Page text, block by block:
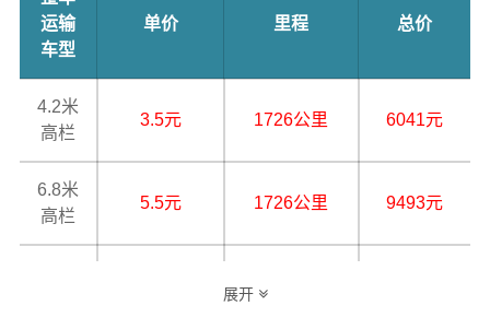
运输
车型
单价 里程 总价
4.2米
高栏
3.5元 1726公里 6041元
6.8米
高栏
5.5元 1726公里 9493元
1726公里
展开